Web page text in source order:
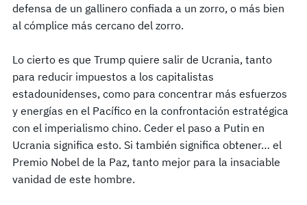
defensa de un gallinero confiada a un zorro, o más bien
al cómplice más cercano del zorro.
Lo cierto es que Trump quiere salir de Ucrania, tanto
para reducir impuestos a los capitalistas
estadounidenses, como para concentrar más esfuerzos
y energías en el Pacífico en la confrontación estratégica
con el imperialismo chino. Ceder el paso a Putin en
Ucrania significa esto. Si también significa obtener… el
Premio Nobel de la Paz, tanto mejor para la insaciable
vanidad de este hombre.